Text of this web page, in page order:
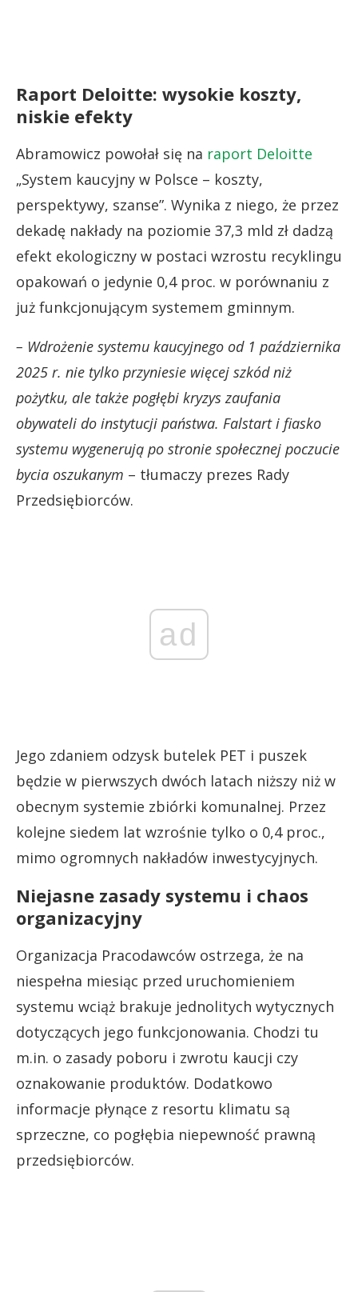
Raport Deloitte: wysokie koszty,
niskie efekty
Abramowicz powołał się na raport Deloitte
„System kaucyjny w Polsce – koszty,
perspektywy, szanse”. Wynika z niego, że przez
dekadę nakłady na poziomie 37,3 mld zł dadzą
efekt ekologiczny w postaci wzrostu recyklingu
opakowań o jedynie 0,4 proc. w porównaniu z
już funkcjonującym systemem gminnym.
– Wdrożenie systemu kaucyjnego od 1 października
2025 r. nie tylko przyniesie więcej szkód niż
pożytku, ale także pogłębi kryzys zaufania
obywateli do instytucji państwa. Falstart i fiasko
systemu wygenerują po stronie społecznej poczucie
bycia oszukanym – tłumaczy prezes Rady
Przedsiębiorców.
ad
Jego zdaniem odzysk butelek PET i puszek
będzie w pierwszych dwóch latach niższy niż w
obecnym systemie zbiórki komunalnej. Przez
kolejne siedem lat wzrośnie tylko o 0,4 proc.,
mimo ogromnych nakładów inwestycyjnych.
Niejasne zasady systemu i chaos
organizacyjny
Organizacja Pracodawców ostrzega, że na
niespełna miesiąc przed uruchomieniem
systemu wciąż brakuje jednolitych wytycznych
dotyczących jego funkcjonowania. Chodzi tu
m.in. o zasady poboru i zwrotu kaucji czy
oznakowanie produktów. Dodatkowo
informacje płynące z resortu klimatu są
sprzeczne, co pogłębia niepewność prawną
przedsiębiorców.